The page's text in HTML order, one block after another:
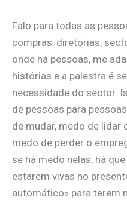
Falo para todas as
compras, diretorias,
onde há pessoas, me
histórias e a palestra é
necessidade do sector.
de pessoas para
de mudar, medo de lidar
medo de perder o
se há medo nelas, há
estarem vivas no
automático» para terem